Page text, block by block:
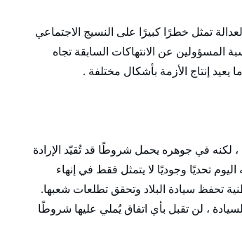
تمثل خطرًا كبيرًا على النسيج الاجتماعي
عن الانتهاكات السابقة تجاه
يعيد إنتاج الأزمة بأشكال مختلفة .
، لكنه في جوهره يحمل شروطًا قد تُقيّد الإرادة
تحديًا وجوديًا لا يتمثل فقط في إنهاء
تحفظ سيادة البلاد وتحقق تطلعات شعبها.
، لن تقبل بأي اتفاق يُملي عليها شروطًا